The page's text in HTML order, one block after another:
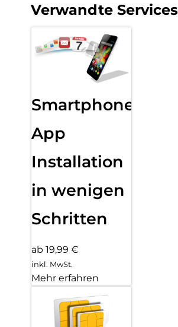
Verwandte Services
Smartphone
App
Installation
in wenigen
Schritten
ab 19,99 €
inkl. MwSt.
Mehr erfahren